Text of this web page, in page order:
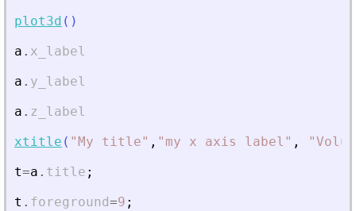
plot3d ( )
a . x_label
a . y_label
a . z_label
xtitle ( " My title" , " my x axis label " , "
t=a . title ;
t . foreground=9 ;